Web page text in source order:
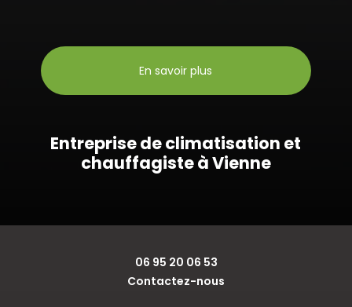
En savoir plus
Entreprise de climatisation et
chauffagiste à Vienne
06 95 20 06 53
Contactez-nous